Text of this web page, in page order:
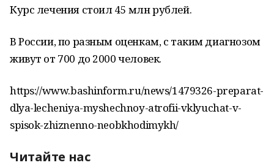
Курс лечения стоил 45 млн рублей.
В России, по разным оценкам, с таким диагнозом
живут от 700 до 2000 человек.
https://www.bashinform.ru/news/1479326-preparat-
dlya-lecheniya-myshechnoy-atrofii-vklyuchat-v-
spisok-zhiznenno-neobkhodimykh/
Читайте нас